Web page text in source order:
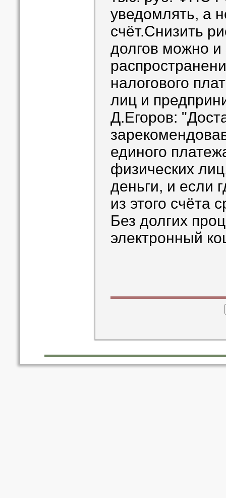
уведомлять, а
счёт.Снизить
долгов можно и
налогового
лиц и
Д.Егоров:
единого
физических
деньги, и если
из этого счёта
Без долгих
электронный